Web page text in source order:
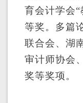
育会计学会
等奖。 多篇
联合会、湖
审计师协会
奖等奖项。